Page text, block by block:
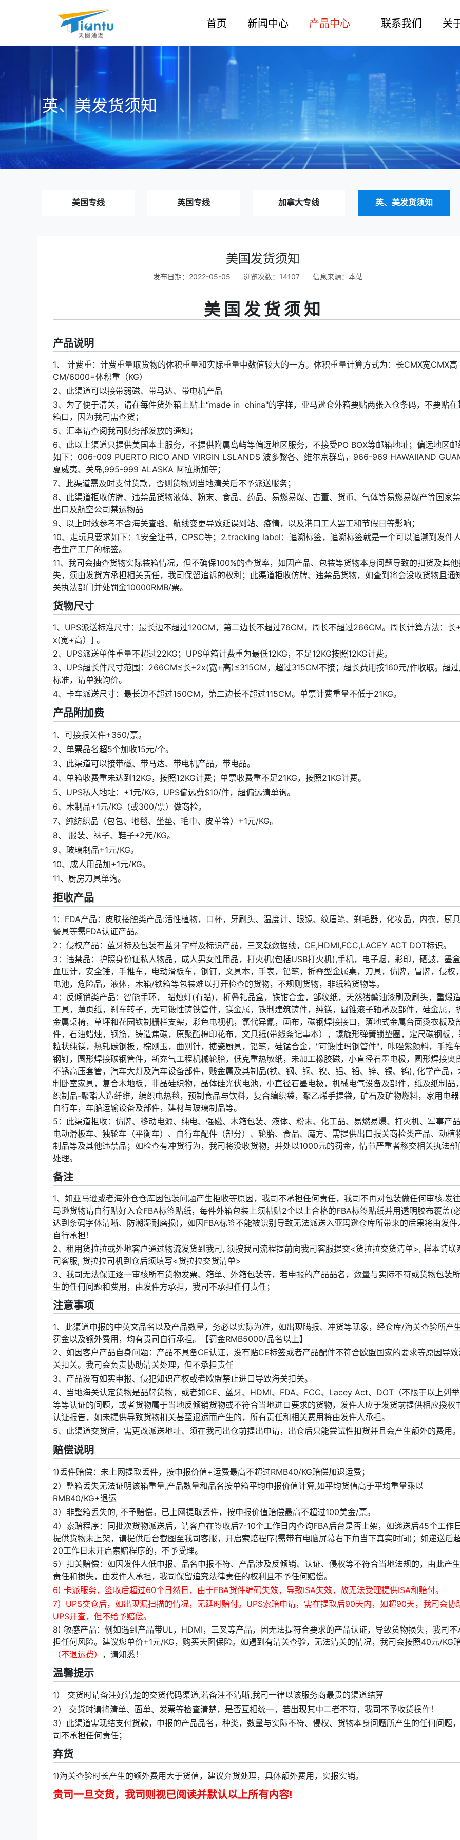
首页 新闻中心 产品中心 联系我们 关
英、美发货须知
美国专线 英国专线 加拿大专线 英、美发货须知
美国发货须知
发布日期：2022-05-05 浏览次数：14107 信息来源： 本站
美 国 发 货 须 知
产品说明
1、 计费重：计费重量取货物的体积重量和实际重量中数值较大的一方。体积重量计算方式为：长CMX宽CMX高
CM/6000=体积重（KG）
2、此渠道可以接带弱磁、带马达、带电机产品
3、为了便于清关，请在每件货外箱上贴上“made in china"的字样，亚马逊仓外箱要贴两张入仓条码，不要贴在
箱口，因为我司需查货；
5、汇率请查阅我司财务部发放的通知；
6、此以上渠道只提供美国本土服务，不提供附属岛屿等偏远地区服务，不接受PO BOX等邮箱地址；偏远地区邮
如下：006-009 PUERTO RICO AND VIRGIN LSLANDS 波多黎各、维尔京群岛，966-969 HAWAIIAND
夏威夷、关岛,995-999 ALASKA 阿拉斯加等；
7、此渠道需及时支付货款，否则货物到当地清关后不予派送服务；
8、此渠道拒收仿牌、违禁品货物液体、粉末、食品、药品、易燃易爆、古董、货币、气体等易燃易爆产等国家
出口及航空公司禁运物品
9、以上时效参考不含海关查验、航线变更导致延误到站、疫情，以及港口工人罢工和节假日等影响；
10、走玩具要求如下：1.安全证书，CPSC等；2.tracking label：追溯标签，追溯标签就是一个可以追溯到发件
者生产工厂的标签。
11、我司会抽查货物实际装箱情况，但不确保100%的查货率，如因产品、包装等货物本身问题导致的扣货及其
失，须由发货方承担相关责任，我司保留追诉的权利；此渠道拒收仿牌、违禁品货物，如查到将会没收货物且通
关执法部门并处罚金10000RMB/票。
货物尺寸
1、UPS派送标准尺寸：最长边不超过120CM，第二边长不超过76CM，周长不超过266CM。周长计算方法：长
x(宽+高）] 。
2、UPS派送单件重量不超过22KG；UPS单箱计费重为最低12KG，不足12KG按照12KG计费。
3、UPS超长件尺寸范围：266CM≤长+2x(宽+高)≤315CM，超过315CM不接；超长费用按160元/件收取。超
标准，请单独询价。
4、卡车派送尺寸：最长边不超过150CM，第二边长不超过115CM。单票计费重量不低于21KG。
产品附加费
1、可接报关件+350/票。
2、单票品名超5个加收15元/个。
3、此渠道可以接带磁、带马达、带电机产品，带电品。
4、单箱收费重未达到12KG，按照12KG计费；单票收费重不足21KG，按照21KG计费。
5、UPS私人地址：+1元/KG，UPS偏远费$10/件，超偏远请单询。
6、木制品+1元/KG（或300/票）做商检。
7、纯纺织品（包包、地毯、坐垫、毛巾、皮革等）+1元/KG。
8、 服装、袜子、鞋子+2元/KG。
9、玻璃制品+1元/KG。
10、成人用品加+1元/KG。
11、厨房刀具单询。
拒收产品
1：FDA产品：皮肤接触类产品:活性植物，口杯，牙刷头、温度计、眼镜、纹眉笔、剃毛器，化妆品，内衣，厨
餐具等需FDA认证产品。
2：侵权产品：蓝牙标及包装有蓝牙字样及标识产品，三叉戟数据线，CE,HDMI,FCC,LACEY ACT DOT标识。
3：违禁品：护照身份证私人物品，成人男女性用品，打火机(包括USB打火机),手机，电子烟，彩印，硒鼓，墨
血压计，安全锤，手推车，电动滑板车，钢钉，文具本，手表，铅笔，折叠型金属桌，刀具，仿牌，冒牌，侵权
电池，危险品，液体，木箱/铁箱等包装难以打开检查的货物，不规则货物，非纸箱货物等。
4：反倾销类产品：智能手环， 蜡烛灯(有蜡)，折叠礼品盒，铁钳合金，邹纹纸，天然猪鬃油漆刷及刷头，重煅
工具，薄页纸，刹车转子，无可锻性铸铁管件，镁金属，铁制建筑铸件，纯镁，圆锥滚子轴承及部件，硅金属，
金属桌椅，草坪和花园铁制栅栏支架，彩色电视机，氯代异氰，画布，碳钢焊接接口，落地式金属台面烫衣板及
件，石油蜡烛，钢筋，铸造焦碳，原聚酯棉印花布，文具纸(带线条记事本），螺旋形弹簧锁垫圈，定尺碳钢板
粒状纯镁，热轧碳钢板，棕刚玉，曲别针，搪瓷厨具，铅笔，硅锰合金，"可锻性玛钢管件"，咔唑紫颜料，手推
钢钉，圆形焊接碳钢管件，新充气工程机械轮胎，低克重热敏纸，未加工橡胶磁，小直径石墨电极，圆形焊接奥
不锈高压套管，汽车大灯及汽车设备部件，贱金属及其制品(铁、钢、铜、镍、铝、铅、锌、锡、钨), 化学产品，
制卧室家具，复合木地板，非晶硅织物，晶体硅光伏电池，小直径石墨电极，机械电气设备及部件，纸及纸制品
织制品-聚酯人造纤维，编织电热毯，预制食品与饮料，复合编织袋，聚乙烯手提袋，矿石及矿物燃料，家用电
自行车，车船运输设备及部件，建材与玻璃制品等。
5：此渠道拒收：仿牌、移动电源、纯电、强磁、木箱包装、液体、粉末、化工品、易燃易爆、打火机、军事产
电动滑板车、独轮车（平衡车）、自行车配件（部分）、轮胎、食品、魔方、需提供出口报关商检类产品、动植
制品等及其他违禁品；如检查有冲货行为，我司将没收货物，并处以1000元的罚金，情节严重者移交相关执法部
处理。
备注
1、如亚马逊或者海外仓仓库因包装问题产生拒收等原因，我司不承担任何责任，我司不再对包装做任何审核.发
马逊货物请自行贴好入仓FBA标签贴纸，每件外箱包装上须粘贴2个以上合格的FBA标签贴纸并用透明胶布覆盖(
达到条码字体清晰、防潮湿耐磨损)，如因FBA标签不能被识别导致无法派送入亚玛逊仓库所带来的后果将由发件
自行承担！
2、租用货拉拉或外地客户通过物流发货到我司, 须按我司流程提前向我司客服提交<货拉拉交货清单>, 样本请联
司客服, 货拉拉司机到仓后须填写<货拉拉交货清单>
3、我司无法保证逐一审核所有货物发票、箱单、外箱包装等，若申报的产品品名，数量与实际不符或货物包装
生的任何问题和费用，由发件方承担，我司不承担任何责任；
注意事项
1、此渠道申报的中英文品名以及产品数量，务必以实际为准，如出现瞒报、冲货等现象，经仓库/海关查验所产
罚金以及额外费用，均有贵司自行承担。【罚金RMB5000/品名以上】
2、如因客户产品自身问题：产品不具备CE认证，没有贴CE标签或者产品配件不符合欧盟国家的要求等原因导
关扣关。我司会负责协助清关处理，但不承担责任
3、产品没有如实申报、侵犯知识产权或者欧盟禁止进口导致海关扣关。
4、当地海关认定货物是品牌货物，或者如CE、蓝牙、HDMI、FDA、FCC、Lacey Act、DOT（不限于以上列
等等认证的问题，或者货物属于当地反倾销货物或不符合当地进口要求的货物，发件人应于发货前提供相应授权
认证报告，如未提供导致货物扣关甚至退运而产生的，所有责任和相关费用将由发件人承担。
5、此渠道交货后，需更改派送地址、须在我司出仓前提出申请，出仓后只能尝试性扣货并且会产生额外的费用。
赔偿说明
1)丢件赔偿：未上网提取丢件，按申报价值+运费最高不超过RMB40/KG赔偿加退运费；
2）整箱丢失无法证明该箱重量,产品数量和品名按单箱平均申报价值计算,如平均货值高于平均重量乘以
RMB40/KG+退运
3）非整箱丢失的, 不予赔偿。已上网提取丢件，按申报价值赔偿最高不超过100美金/票。
4）索赔程序：同批次货物派送后，请客户在签收后7-10个工作日内查询FBA后台是否上架，如递送后45个工作
提供货物未上架，请提供后台截图至我司客服，开启索赔程序(需带有电脑屏幕右下角当下真实时间)；如递送后
20工作日未开启索赔程序的，不予受理。
5）扣关赔偿：如因发件人低申报、品名申报不符、产品涉及反倾销、认证、侵权等不符合当地法规的，由此产
责任和损失，由发件人承担，我司保留追究法律责任的权利且不予任何赔偿。
6) 卡派服务，签收后超过60个日然日，由于FBA货件编码失效，导致ISA失效，故无法受理提供ISA和赔付。
7）UPS交仓后，如出现漏扫描的情况，无延时赔付。UPS索赔申请，需在提取后90天内，如超90天，我司会协
UPS开查，但不给予赔偿。
8) 敏感产品：例如遇到产品带UL，HDMI，三叉等产品，因无法提符合要求的产品认证，导致货物损失，我司不
担任何风险。建议您单价+1元/KG，购买天图保险。如遇到有清关查验，无法清关的情况，我司会按照40元/KG
（不退运费） ，请知悉！
温馨提示
1） 交货时请备注好清楚的交货代码渠道,若备注不清晰,我司一律以该服务商最贵的渠道结算
2） 交货时请将清单、面单、发票等检查清楚，是否互相统一，若出现其中二者不符，我司不予收货操作！
3）此渠道需现结支付货款，申报的产品品名，种类，数量与实际不符、侵权、货物本身问题所产生的任何问题
司不承担任何责任；
弃货
1)海关查验时长产生的额外费用大于货值，建议弃货处理，具体额外费用，实报实销。
贵司一旦交货，我司则视已阅读并默认以上所有内容!